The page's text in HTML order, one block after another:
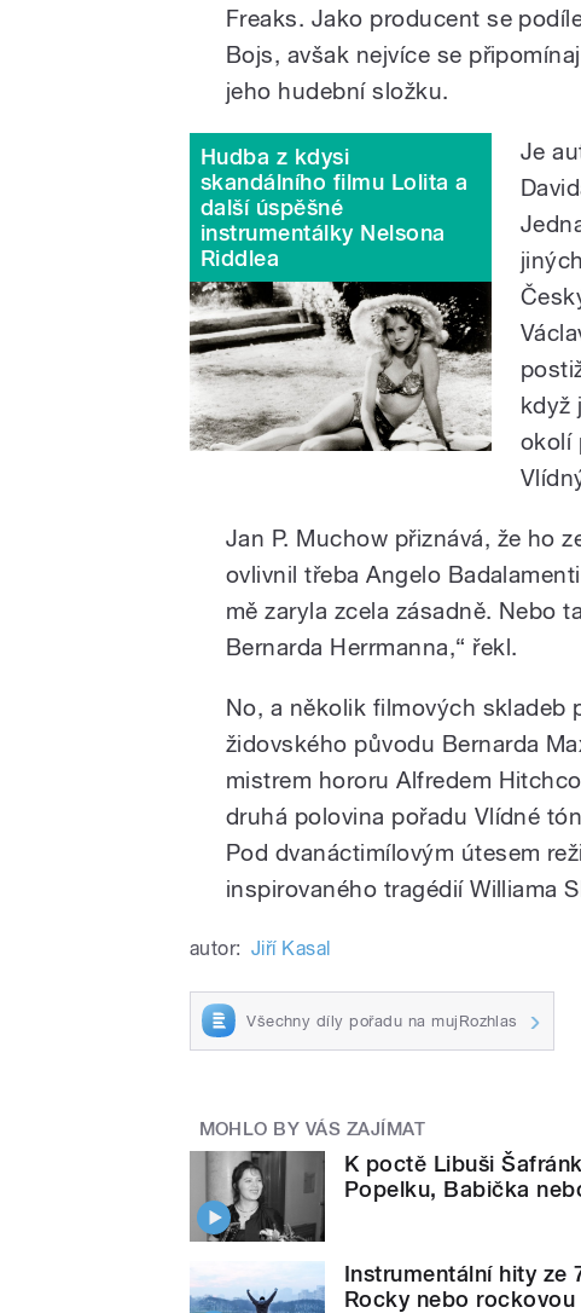
Freaks. Jako producent se
Bojs, avšak nejvíce se
jeho hudební složku.
Hudba z kdysi
skandálního filmu Lolita a
další úspěšné
instrumentálky Nelsona
Riddlea
Je
když
okolí
Jan P. Muchow přiznává, že ho
ovlivnil třeba Angelo
mě zaryla zcela zásadně. Nebo
Bernarda Herrmanna,“ řekl.
No, a několik filmových skladeb
židovského původu Bernarda
mistrem hororu Alfredem
druhá polovina pořadu Vlídné
Pod dvanáctimílovým útesem
inspirovaného tragédií Williama
autor: Jiří Kasal
Všechny díly pořadu na mujRozhlas
MOHLO BY VÁS ZAJÍMAT
K poctě Libuši
Popelku, Babička
Instrumentální hity ze
Rocky nebo rockovou